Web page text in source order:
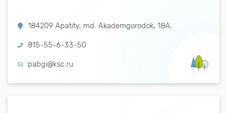
184209 Apatity, md. Akademgorodok, 18A.
815-55-6-33-50
pabgi@ksc.ru